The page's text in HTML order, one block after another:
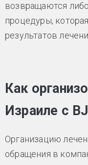
возвращаются
процедуры,
результатов
Как
Израиле с
Организацию
обращения в